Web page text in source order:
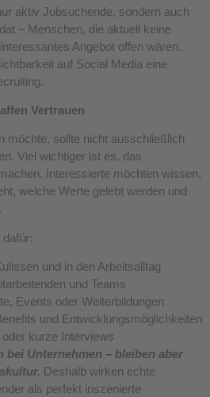
aktiv Jobsuchende, sondern auch
– Menschen, die aktuell keine
Angebot offen wären.
auf Social Media eine
Vertrauen
möchte, sollte nicht ausschließlich
Viel wichtiger ist es, das
Interessierte möchten wissen,
welche Werte gelebt werden und
und in den Arbeitsalltag
und Teams
Events oder Weiterbildungen
und Entwicklungsmöglichkeiten
kurze Interviews
bei Unternehmen – bleiben aber
Deshalb wirken echte
als perfekt inszenierte